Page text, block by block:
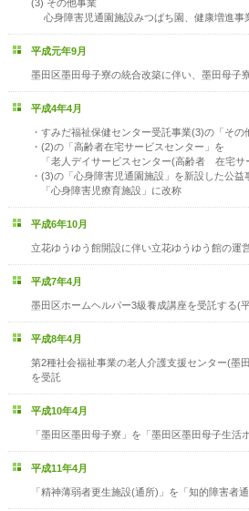
(3) その他事業
心身障害児通園施設みつばち園、健康増進事
平成元年9月
墨田区墨田母子寮の統合改築に伴い、墨田母子
平成4年4月
・すみだ福祉保健センター受託事業(3)の「そ
・(2)の「高齢者在宅サービスセンター」を
「老人デイサービスセンター(高齢者 在宅サ
・(3)の「心身障害児通園施設」を新設した公益
「心身障害児療育施設」に改称
平成6年10月
立花ゆうゆう館開設に伴い立花ゆうゆう館の運
平成7年4月
墨田区ホームヘルパー3級養成講座を受託する(
平成8年4月
第2種社会福祉事業の老人介護支援センター(墨
を受託
平成10年4月
「墨田区墨田母子寮」を「墨田区墨田母子生活
平成11年4月
「精神薄弱者更生施設(通所)」を「知的障害者